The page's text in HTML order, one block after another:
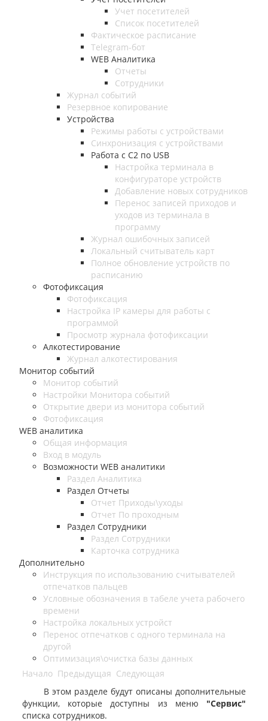
Учет посетителей
Список посетителей
Фактическое расписание
Telegram-бот
WEB Аналитика
Отчеты
Сотрудники
Журнал событий
Резервное копирование
Устройства
Режимы работы с устройствами
Синхронизация с устройствами
Работа с C2 по USB
Настройка терминала в
конфигураторе устройств
Добавление новых сотрудников
Перенос записей приходов и
уходов из терминала в
программу
Журнал ошибочных записей
Локальный считыватель карт
Полное обновление устройств по
расписанию
Фотофиксация
Фотофиксация
Настройка IP камеры для работы с
программой
Просмотр журнала фотофиксации
Алкотестирование
Журнал алкотестирования
Монитор событий
Монитор событий
Настройки Монитора событий
Открытие двери из монитора событий
Фотофиксация
WEB аналитика
Общая информация
Вход в модуль
Возможности WEB аналитики
Раздел Аналитика
Раздел Отчеты
Отчет Приходы\уходы
Отчет По проходным
Раздел Сотрудники
Раздел Сотрудники
Карточка сотрудника
Дополнительно
Инструкция по использованию считывателей
отпечатков пальцев
Условные обозначения в табеле учета рабочего
времени
Настройка локальных устройст
Перенос отпечатков с одного терминала на
другой
Оптимизация\очистка базы данных
Начало Предыдущая Следующая
В этом разделе будут описаны дополнительные
функции, которые доступны из меню "Сервис"
списка сотрудников.